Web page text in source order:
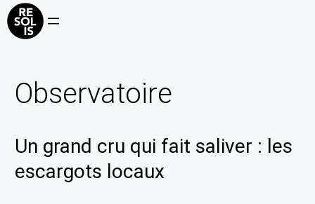
Observatoire
Un grand cru qui fait saliver : les
escargots locaux